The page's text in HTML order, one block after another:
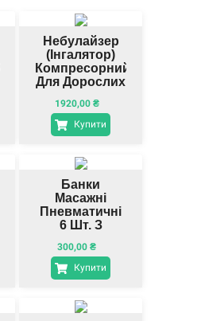
Небулайзер
(інгалятор)
Компресорний
Для Дорослих
C810-E
1920,00₴
Купити
Банки
Масажні
Пневматичні
6 Шт. З
300,00 ₴
Купити